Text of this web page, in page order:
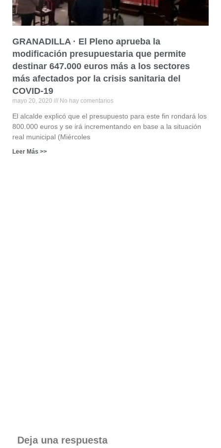
GRANADILLA · El Pleno aprueba la
modificación presupuestaria que permite
destinar 647.000 euros más a los sectores
más afectados por la crisis sanitaria del
COVID-19
mayo 20, 2020 No hay comentarios
El alcalde explicó que el presupuesto para este fin rondará los
800.000 euros y se irá incrementando en base a la situación
real municipal (Miércoles
Leer Más >>
Deja una respuesta